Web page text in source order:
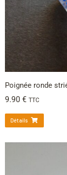
Poignée ronde
9.90 € TTC
Détails